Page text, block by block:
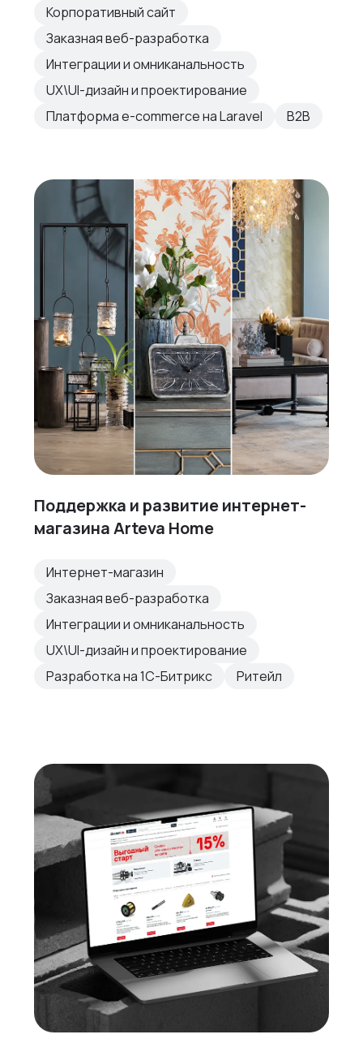
Корпоративный сайт
Заказная веб-разработка
Интеграции и омниканальность
UX\UI-дизайн и проектирование
Платформа e-commerce на Laravel
B2B
Поддержка и развитие интернет-
магазина Arteva Home
Интернет-магазин
Заказная веб-разработка
Интеграции и омниканальность
UX\UI-дизайн и проектирование
Разработка на 1С-Битрикс
Ритейл